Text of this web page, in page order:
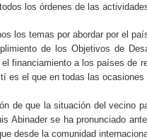
los órdenes de las
los temas por abordar por el
de los Objetivos de
financiamiento a los países de
es el que en todas las
de que la situación del vecino
Abinader se ha pronunciado
desde la comunidad